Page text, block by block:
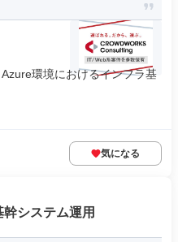
環境におけるインフラ基
気になる
システム運用